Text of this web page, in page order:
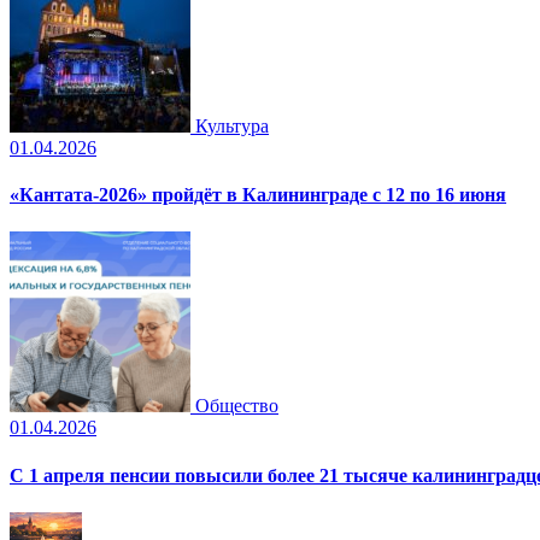
Культура
01.04.2026
«Кантата-2026» пройдёт в Калининграде с 12 по 16 июня
Общество
01.04.2026
С 1 апреля пенсии повысили более 21 тысяче